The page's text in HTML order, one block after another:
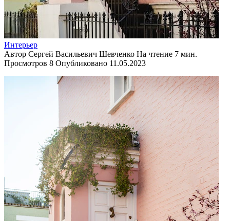
Интерьер
Автор Сергей Васильевич Шевченко На чтение 7 мин.
Просмотров 8 Опубликовано 11.05.2023